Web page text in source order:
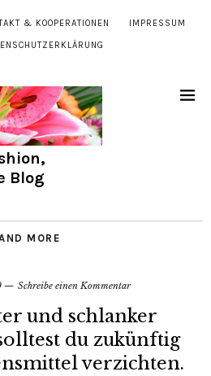
& KOOPERATIONEN IMPRESSUM
Blog
MORE
Schreibe einen Kommentar
und schlanker
du zukünftig
verzichten.